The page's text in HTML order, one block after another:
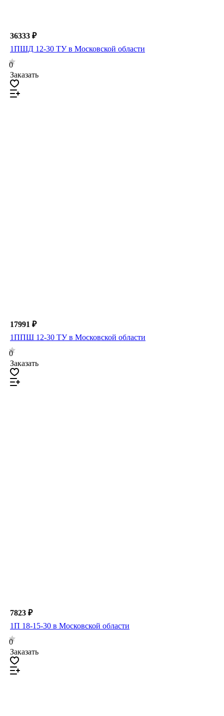
36333 ₽
1ПШД 12-30 ТУ в Московской области
0
Заказать
17991 ₽
1ППШ 12-30 ТУ в Московской области
0
Заказать
7823 ₽
1П 18-15-30 в Московской области
0
Заказать